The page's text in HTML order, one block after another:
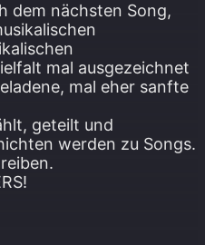
dem nächsten Song,
mal ausgezeichnet
mal eher sanfte
geteilt und
werden zu Songs.